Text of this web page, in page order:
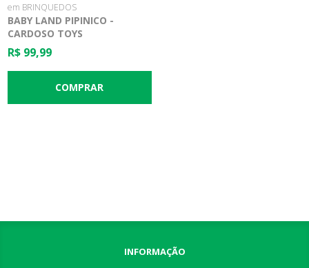
em BRINQUEDOS
BABY LAND PIPINICO -
CARDOSO TOYS
R$ 99,99
INFORMAÇÃO